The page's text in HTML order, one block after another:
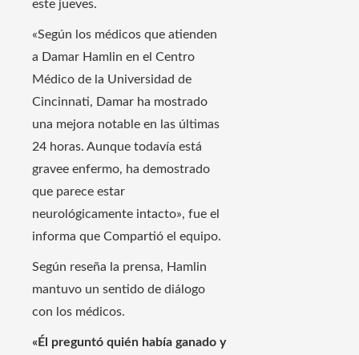
este jueves.
«Según los médicos que atienden
a Damar Hamlin en el Centro
Médico de la Universidad de
Cincinnati, Damar ha mostrado
una mejora notable en las últimas
24 horas. Aunque todavía está
gravee enfermo, ha demostrado
que parece estar
neurológicamente intacto», fue el
informa que Compartió el equipo.
Según reseña la prensa, Hamlin
mantuvo un sentido de diálogo
con los médicos.
«Él preguntó quién había ganado y